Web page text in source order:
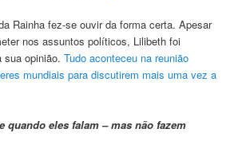
Rainha fez-se ouvir da forma certa. Apesar
nos assuntos políticos, Lilibeth foi
sua opinião.Tudo aconteceu na reunião
mundiais para discutirem mais uma vez a
quando eles falam – mas não fazem